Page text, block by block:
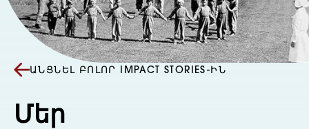
ԱՆՑՆԵԼ ԲՈԼՈՐ IMPACT STORIES-ԻՆ
Մեր